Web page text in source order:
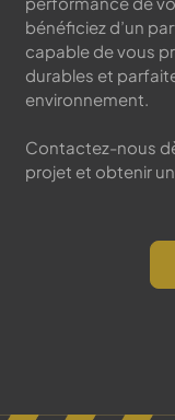
bénéficiez d’un
capable de vous
durables et
environnement.
Contactez-nous
projet et obtenir